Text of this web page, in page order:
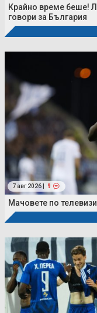
Крайно време беше!
говори за България
7 авг 2026 | 9
Мачовете по